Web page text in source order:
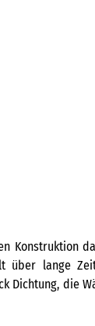
Konstruktion
über lange
Dichtung, die